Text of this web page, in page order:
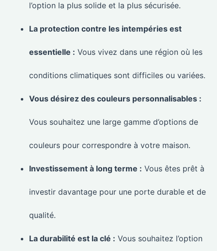
l’option la plus solide et la plus sécurisée.
La protection contre les intempéries est
essentielle : Vous vivez dans une région où les
conditions climatiques sont difficiles ou variées.
Vous désirez des couleurs personnalisables :
Vous souhaitez une large gamme d’options de
couleurs pour correspondre à votre maison.
Investissement à long terme : Vous êtes prêt à
investir davantage pour une porte durable et de
qualité.
La durabilité est la clé : Vous souhaitez l’option